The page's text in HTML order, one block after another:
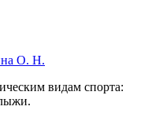
О. Н.
видам спорта: